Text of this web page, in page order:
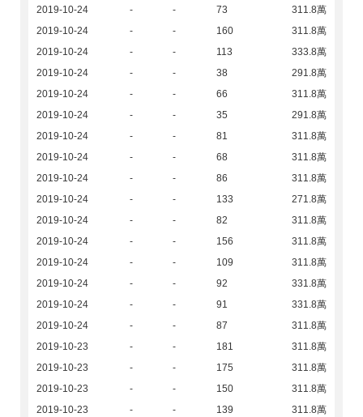
2019-10-24
- - 73
311.8萬
2019-10-24
- - 160
311.8萬
2019-10-24
- - 113
333.8萬
2019-10-24
- - 38
291.8萬
2019-10-24
- - 66
311.8萬
2019-10-24
- - 35
291.8萬
2019-10-24
- - 81
311.8萬
2019-10-24
- - 68
311.8萬
2019-10-24
- - 86
311.8萬
2019-10-24
- - 133
271.8萬
2019-10-24
- - 82
311.8萬
2019-10-24
- - 156
311.8萬
2019-10-24
- - 109
311.8萬
2019-10-24
- - 92
331.8萬
2019-10-24
- - 91
331.8萬
2019-10-24
- - 87
311.8萬
2019-10-23
- - 181
311.8萬
2019-10-23
- - 175
311.8萬
2019-10-23
- - 150
311.8萬
2019-10-23
- - 139
311.8萬